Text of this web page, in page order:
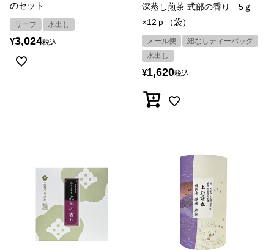
のセット
リーフ 水出し
¥3,024税込
深蒸し煎茶 式部の香り 5ｇ
×12ｐ（袋）
メール便
紐なしティーバッグ
水出し
¥1,620税込